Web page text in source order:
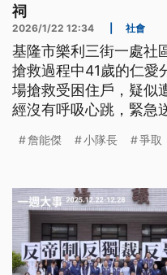
祠
2026/1/22 12:34 社會
基隆市樂利三街一處社
搶救過程中41歲的仁愛
場搶救受困住戶，疑似
經沒有呼吸心跳，緊急
關心，並且說將從優撫
詹能傑 小隊長 爭取